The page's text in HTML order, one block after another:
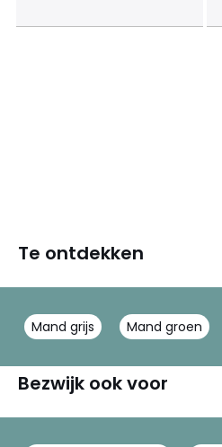
Te ontdekken
Mand grijs Mand groen
Bezwijk ook voor